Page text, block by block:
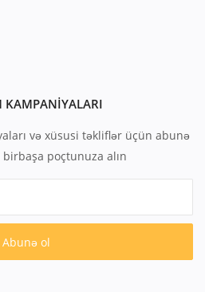
KAMPANIYALARI
və xüsusi təkliflər üçün abunə
poçtunuza alın
Abunə ol